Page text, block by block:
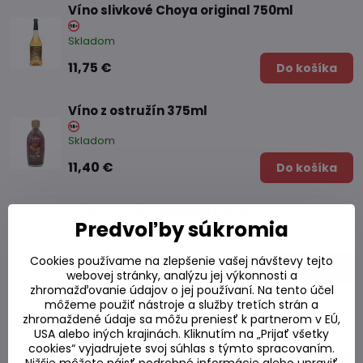
Víno slivkové Choya original 750ml
Skladom
11,75 € Do košíka
Víno z ostružín 375ml
Skladom
11,40 € Do košíka
Skladom
3,20 € Do košíka
Víno ryžové čínske na varenie (14 %) 750ml
Skladom
Predvoľby súkromia
Cookies používame na zlepšenie vašej návštevy tejto
webovej stránky, analýzu jej výkonnosti a
zhromažďovanie údajov o jej používaní. Na tento účel
môžeme použiť nástroje a služby tretích strán a
zhromaždené údaje sa môžu preniesť k partnerom v EÚ,
USA alebo iných krajinách. Kliknutím na „Prijať všetky
cookies“ vyjadrujete svoj súhlas s týmto spracovaním.